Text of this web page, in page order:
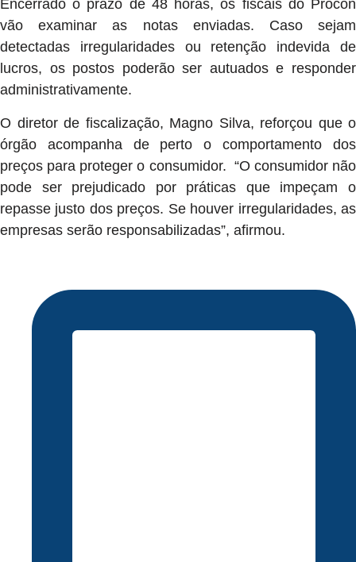
Encerrado o prazo de 48 horas, os fiscais do Procon
vão examinar as notas enviadas. Caso sejam
detectadas irregularidades ou retenção indevida de
lucros, os postos poderão ser autuados e responder
administrativamente.
O diretor de fiscalização, Magno Silva, reforçou que o
órgão acompanha de perto o comportamento dos
preços para proteger o consumidor. “O consumidor não
pode ser prejudicado por práticas que impeçam o
repasse justo dos preços. Se houver irregularidades, as
empresas serão responsabilizadas”, afirmou.